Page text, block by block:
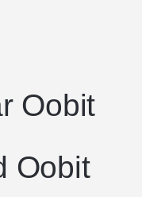
Oobit
Oobit